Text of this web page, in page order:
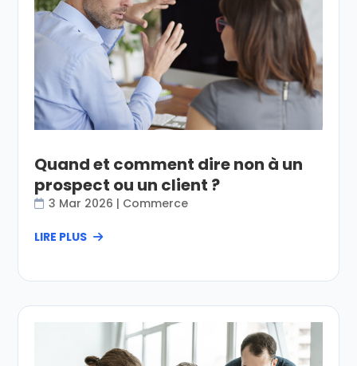
Quand et comment dire non à un
prospect ou un client ?
3 Mar 2026 | Commerce
LIRE PLUS